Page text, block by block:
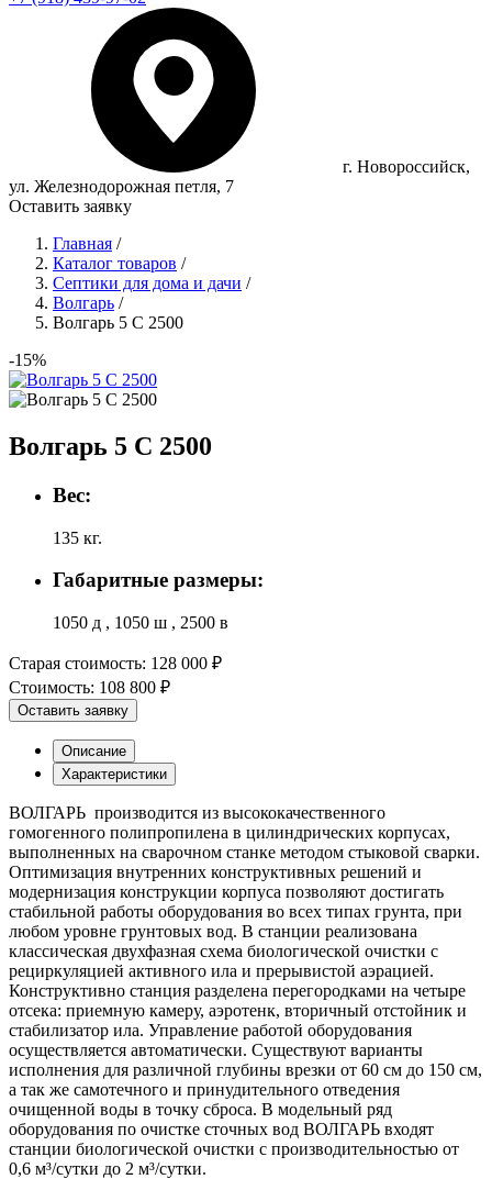
г. Новороссийск,
ул. Железнодорожная петля, 7
Оставить заявку
Главная /
Каталог товаров /
Септики для дома и дачи /
Волгарь /
Волгарь 5 С 2500
-15%
Волгарь 5 С 2500
Вес:
135 кг.
Габаритные размеры:
1050 д , 1050 ш , 2500 в
Старая стоимость: 128 000 ₽
Стоимость: 108 800 ₽
Оставить заявку
Описание
Характеристики
ВОЛГАРЬ производится из высококачественного
гомогенного полипропилена в цилиндрических корпусах,
выполненных на сварочном станке методом стыковой сварки.
Оптимизация внутренних конструктивных решений и
модернизация конструкции корпуса позволяют достигать
стабильной работы оборудования во всех типах грунта, при
любом уровне грунтовых вод. В станции реализована
классическая двухфазная схема биологической очистки с
рециркуляцией активного ила и прерывистой аэрацией.
Конструктивно станция разделена перегородками на четыре
отсека: приемную камеру, аэротенк, вторичный отстойник и
стабилизатор ила. Управление работой оборудования
осуществляется автоматически. Существуют варианты
исполнения для различной глубины врезки от 60 см до 150 см,
а так же самотечного и принудительного отведения
очищенной воды в точку сброса. В модельный ряд
оборудования по очистке сточных вод ВОЛГАРЬ входят
станции биологической очистки с производительностью от
0,6 м³/сутки до 2 м³/сутки.